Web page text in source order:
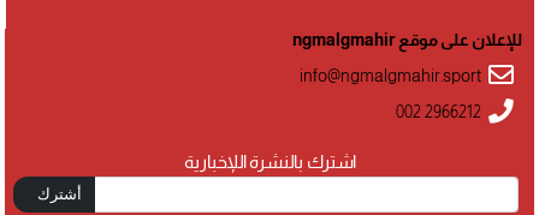
اشترك بالنشرة اللإخبارية
أشترك
للإعلان على موقع ngmalgmahir
info@ngmalgmahir.sport
002 2966212